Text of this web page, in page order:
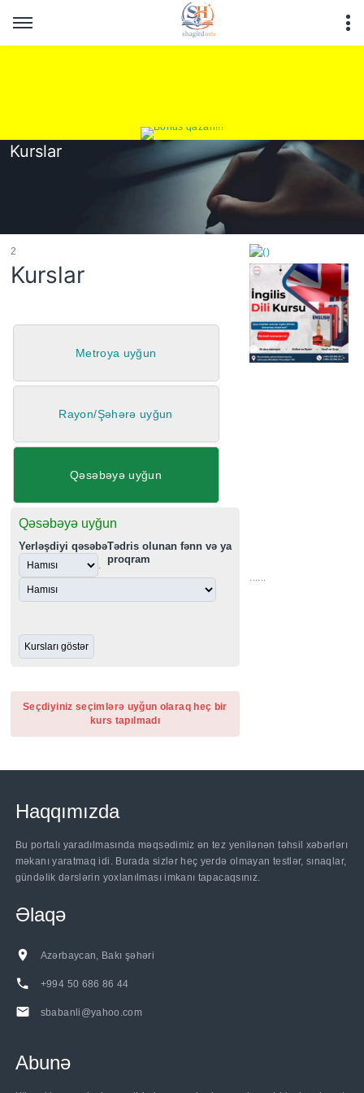
Kurslar
2
Kurslar
Metroya uyğun
Rayon/Şəhərə uyğun
Qəsəbəyə uyğun
Qəsəbəyə uyğun
Yerləşdiyi qəsəbə
.
Tədris olunan fənn və ya
proqram
Seçdiyiniz seçimlərə uyğun olaraq heç bir
kurs tapılmadı
https://wa.me/
Haqqımızda
Bu portalı yaradılmasında məqsədimiz ən tez yenilənən təhsil xəbərlərı
məkanı yaratmaq idi. Burada sizlər heç yerdə olmayan testlər, sınaqlar,
gündəlik dərslərin yoxlanılması imkanı tapacaqsınız.
Əlaqə
Azərbaycan, Bakı şəhəri
+994 50 686 86 44
sbabanli@yahoo.com
Abunə